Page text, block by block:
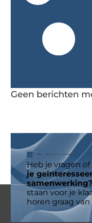
Geen berichten
Heb je vragen of
je
samenwerking?
staan voor je
horen graag van